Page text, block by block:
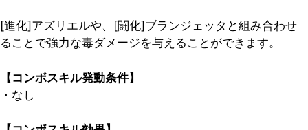
[進化]アズリエルや、[闘化]ブランジェッタと組み合わせ
ることで強力な毒ダメージを与えることができます。
【コンボスキル発動条件】
・なし